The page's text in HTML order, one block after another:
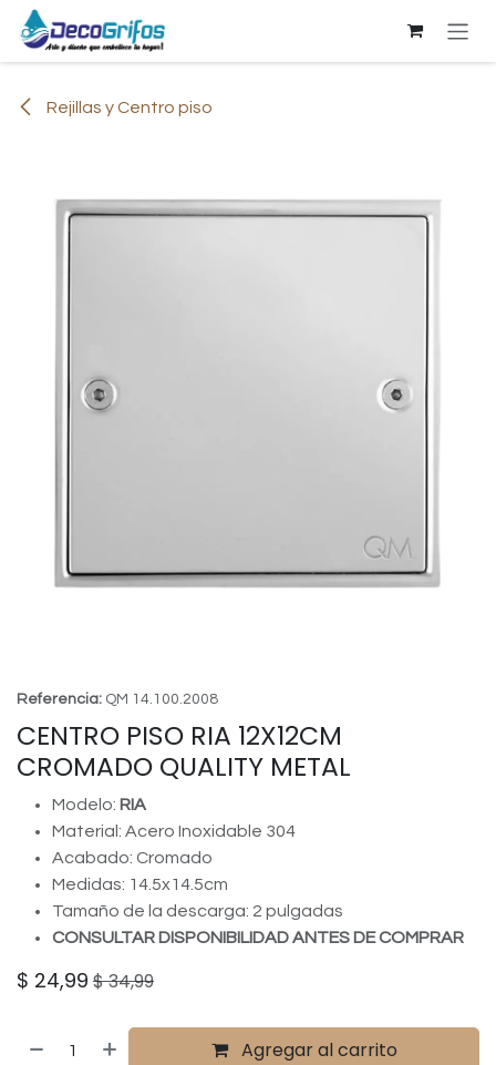
Ir al contenido
Rejillas y Centro piso
Referencia: QM 14.100.2008
CENTRO PISO RIA 12X12CM
CROMADO QUALITY METAL
Modelo: RIA
Material: Acero Inoxidable 304
Acabado: Cromado
Medidas: 14.5x14.5cm
Tamaño de la descarga: 2 pulgadas
CONSULTAR DISPONIBILIDAD ANTES DE COMPRAR
$ 24,99 $34,99
Agregar al carrito